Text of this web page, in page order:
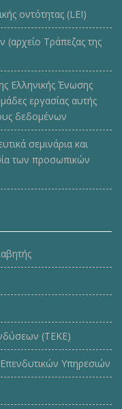
οντότητας (LEI)
Τράπεζας της
Ελληνικής Ένωσης
εργασίας αυτής
δεδομένων
σεμινάρια και
των προσωπικών
(ΤΕΚE)
Υπηρεσιών